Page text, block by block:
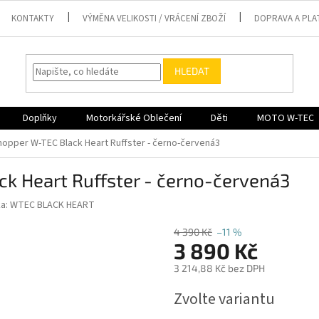
KONTAKTY VÝMĚNA VELIKOSTI / VRÁCENÍ ZBOŽÍ DOPRAVA A
HLEDAT
Doplňky Motorkářské Oblečení Děti MOTO W-TEC
W-TEC Black Heart Ruffster - černo-červená3
Heart Ruffster - černo-červená3
WTEC BLACK HEART
4 390 Kč –11 %
3 890 Kč
3 214,88 Kč bez DPH
cena:
Zvolte variantu